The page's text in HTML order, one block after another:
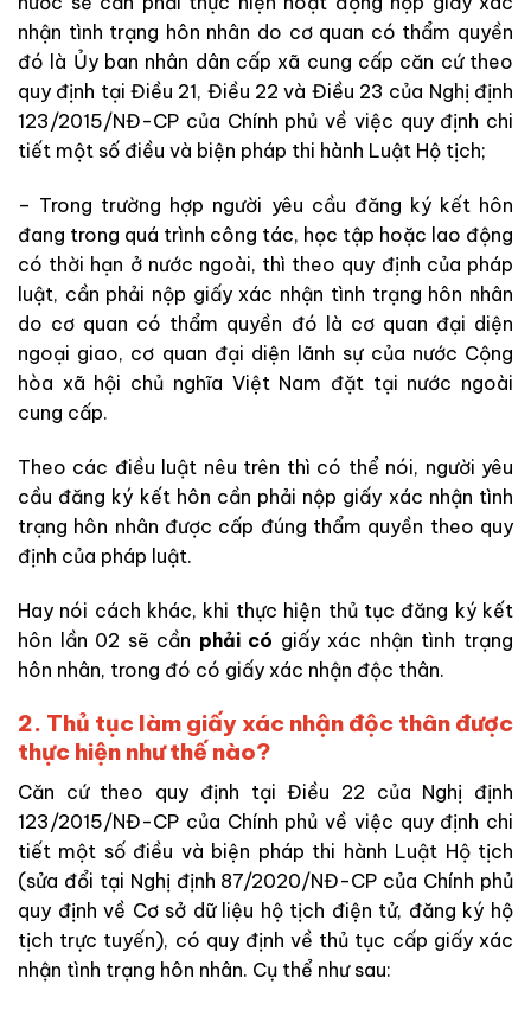
nhận tình trạng hôn nhân do cơ quan có thẩm quyền
đó là Ủy ban nhân dân cấp xã cung cấp căn cứ theo
quy định tại Điều 21, Điều 22 và Điều 23 của Nghị định
123/2015/NĐ-CP của Chính phủ về việc quy định chi
tiết một số điều và biện pháp thi hành Luật Hộ tịch;
– Trong trường hợp người yêu cầu đăng ký kết hôn
đang trong quá trình công tác, học tập hoặc lao động
có thời hạn ở nước ngoài, thì theo quy định của pháp
luật, cần phải nộp giấy xác nhận tình trạng hôn nhân
do cơ quan có thẩm quyền đó là cơ quan đại diện
ngoại giao, cơ quan đại diện lãnh sự của nước Cộng
hòa xã hội chủ nghĩa Việt Nam đặt tại nước ngoài
cung cấp.
Theo các điều luật nêu trên thì có thể nói, người yêu
cầu đăng ký kết hôn cần phải nộp giấy xác nhận tình
trạng hôn nhân được cấp đúng thẩm quyền theo quy
định của pháp luật.
Hay nói cách khác, khi thực hiện thủ tục đăng ký kết
hôn lần 02 sẽ cần phải có giấy xác nhận tình trạng
hôn nhân, trong đó có giấy xác nhận độc thân.
2. Thủ tục làm giấy xác nhận độc thân được
thực hiện như thế nào?
Căn cứ theo quy định tại Điều 22 của Nghị định
123/2015/NĐ-CP của Chính phủ về việc quy định chi
tiết một số điều và biện pháp thi hành Luật Hộ tịch
(sửa đổi tại Nghị định 87/2020/NĐ-CP của Chính phủ
quy định về Cơ sở dữ liệu hộ tịch điện tử, đăng ký hộ
tịch trực tuyến), có quy định về thủ tục cấp giấy xác
nhận tình trạng hôn nhân. Cụ thể như sau: